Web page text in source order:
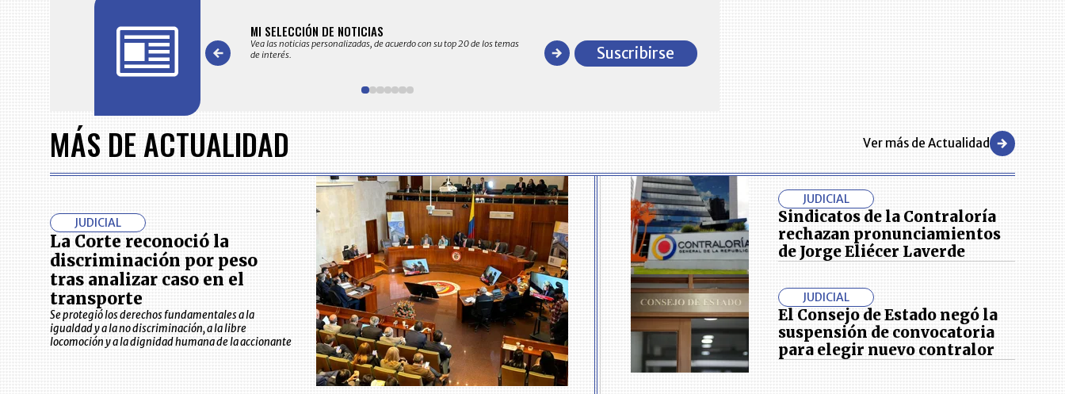
en su correo electrónico las noticias seleccionadas por nuestro
MI SELECCIÓN DE NOTICIAS
Vea las noticias personalizadas, de acuerdo con su top 20 de los temas
de interés.
Recopilación clasificada por sectores económicos y regiones del
comportamiento general y detallado de las 10.000 primeras empresas
en ventas en Colombia
7
Suscribirse
MÁS DE ACTUALIDAD Ver más de Actualidad
JUDICIAL
La Corte reconoció la
discriminación por peso
tras analizar caso en el
transporte
Se protegió los derechos fundamentales a la
igualdad y a la no discriminación, a la libre
locomoción y a la dignidad humana de la accionante
JUDICIAL
Sindicatos de la Contraloría
rechazan pronunciamientos
de Jorge Eliécer Laverde
JUDICIAL
El Consejo de Estado negó la
suspensión de convocatoria
para elegir nuevo contralor